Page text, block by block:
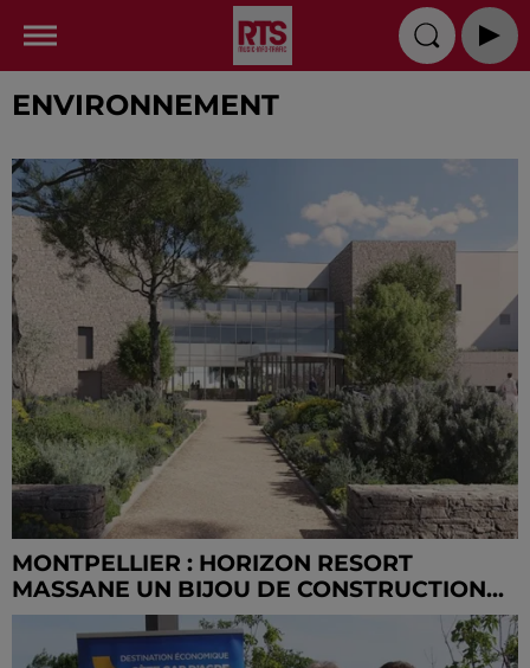
ENVIRONNEMENT
MONTPELLIER : HORIZON RESORT
MASSANE UN BIJOU DE CONSTRUCTION...